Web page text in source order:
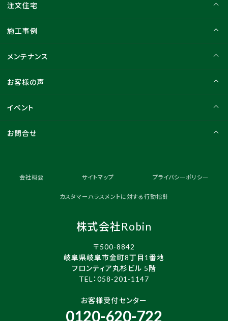
注文住宅
施工事例
メンテナンス
お客様の声
イベント
お問合せ
会社概要 サイトマップ プライバシーポリシー
カスタマーハラスメントに対する行動指針
株式会社Robin
〒500-8842
岐阜県岐阜市金町8丁目1番地
フロンティア丸杉ビル 5階
TEL： 058-201-1147
お客様受付センター
0120-620-722